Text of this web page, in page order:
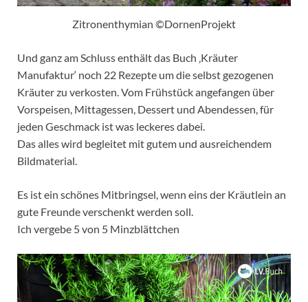
Zitronenthymian ©DornenProjekt
Und ganz am Schluss enthält das Buch ‚Kräuter
Manufaktur‘ noch 22 Rezepte um die selbst gezogenen
Kräuter zu verkosten. Vom Frühstück angefangen über
Vorspeisen, Mittagessen, Dessert und Abendessen, für
jeden Geschmack ist was leckeres dabei.
Das alles wird begleitet mit gutem und ausreichendem
Bildmaterial.
Es ist ein schönes Mitbringsel, wenn eins der Kräutlein an
gute Freunde verschenkt werden soll.
Ich vergebe 5 von 5 Minzblättchen